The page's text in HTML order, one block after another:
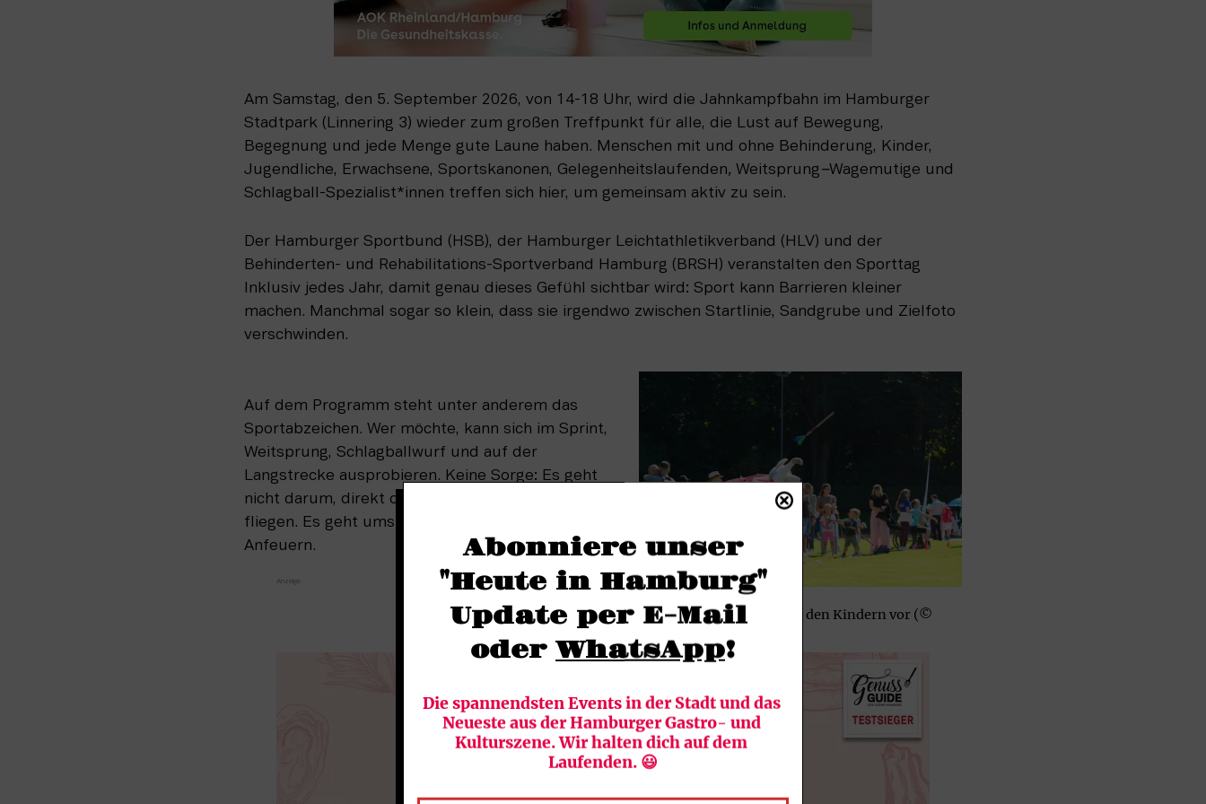
Am Samstag, den 5. September 2026, von 14-18 Uhr, wird die Jahnkampfbahn im Hamburger
Stadtpark (Linnering 3) wieder zum großen Treffpunkt für alle, die Lust auf Bewegung,
Begegnung und jede Menge gute Laune haben. Menschen mit und ohne Behinderung, Kinder,
Jugendliche, Erwachsene, Sportskanonen, Gelegenheitslaufenden, Weitsprung –Wagemutige und
Schlagball-Spezialist*innen treffen sich hier, um gemeinsam aktiv zu sein.
Der Hamburger Sportbund (HSB), der Hamburger Leichtathletikverband (HLV) und der
Behinderten- und Rehabilitations-Sportverband Hamburg (BRSH) veranstalten den Sporttag
Inklusiv jedes Jahr, damit genau dieses Gefühl sichtbar wird: Sport kann Barrieren kleiner
machen. Manchmal sogar so klein, dass sie irgendwo zwischen Startlinie, Sandgrube und Zielfoto
verschwinden.
Manni die Maus macht es den Kindern vor (©
Auf dem Programm steht unter anderem das
Sportabzeichen. Wer möchte, kann sich im Sprint,
Weitsprung, Schlagballwurf und auf der
Langstrecke ausprobieren. Keine Sorge: Es geht
nicht darum, direkt olympiareif über die Bahn zu
fliegen. Es geht ums Mitmachen, Ausprobieren und
Anfeuern.
Abonniere unser
"Heute in Hamburg"
Update per E-Mail
oder WhatsApp!
Die spannendsten Events in der Stadt und das
Neueste aus der Hamburger Gastro- und
Kulturszene. Wir halten dich auf dem
Laufenden. 😃